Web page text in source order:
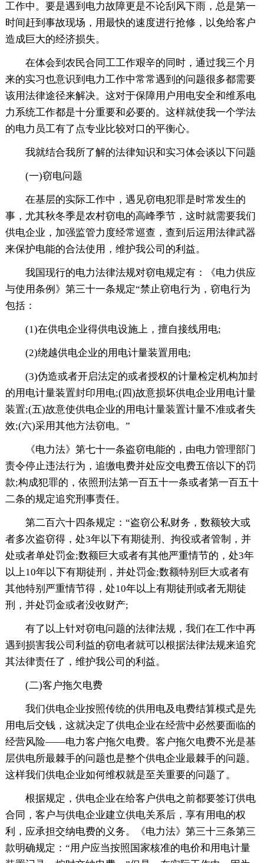
工作中。要是遇到电力故障更是不论刮风下雨，总是第一
时间赶到事故现场，用最快的速度进行抢修，以免给客户
造成巨大的经济损失。
在体会到农民合同工工作艰辛的同时，通过我三个月
来的实习也意识到电力工作中常常遇到的问题很多都需要
该用法律途径来解决。这对于保障用户用电安全和维系电
力系统工作都是十分重要和必要的。这样就使我一个学法
的电力员工有了点专业比较对口的平衡心。
我就结合我所了解的法律知识和实习体会谈以下问题
(一)窃电问题
在基层的实际工作中，遇见窃电犯罪是时常发生的
事，尤其秋冬季是农村窃电的高峰季节，这时就需要我们
供电企业，加强监管力度经常巡查，查到后运用法律武器
来保护电能的合法使用，维护我公司的利益。
我国现行的电力法律法规对窃电规定有：《电力供应
与使用条例》第三十一条规定“禁止窃电行为，窃电行为
包括：
(1)在供电企业得供电设施上，擅自接线用电;
(2)绕越供电企业的用电计量装置用电;
(3)伪造或者开启法定的或者授权的计量检定机构加封
的用电计量装置封印用电;(四)故意损坏供电企业用电计量
装置;(五)故意使供电企业的用电计量装置计量不准或者失
效;(六)采用其他方法窃电。”
《电力法》第七十一条盗窃电能的，由电力管理部门
责令停止违法行为，追缴电费并处应交电费五倍以下的罚
款;构成犯罪的，依照刑法第一百五十一条或者第一百五十
二条的规定追究刑事责任。
第二百六十四条规定：“盗窃公私财务，数额较大或
者多次盗窃得，处3年以下有期徒刑、拘役或者管制，并
处或者单处罚金;数额巨大或者有其他严重情节的，处3年
以上10年以下有期徒刑，并处罚金;数额特别巨大或者有
其他特别严重情节得，处10年以上有期徒刑或者无期徒
刑，并处罚金或者没收财产;
有了以上针对窃电问题的法律法规，我们在工作中再
遇到损害我公司利益的窃电者就可以根据法律法规来追究
其法律责任了，维护我公司的利益。
(二)客户拖欠电费
我们供电企业按照传统的供用电及电费结算模式是先
用电后交钱，这就决定了供电企业在经营中必然要面临的
经营风险——电力客户拖欠电费。客户拖欠电费不光是基
层供电所最棘手的问题也是整个供电企业最棘手的问题。
这样我们供电企业如何维权就是至关重要的问题了。
根据规定，供电企业在给客户供电之前都要签订供电
合同，客户与供电企业建立供电关系后，享有用电的权
利，应承担交纳电费的义务。《电力法》第三十三条第三
款明确规定：“用户应当按照国家核准的电价和用电计量